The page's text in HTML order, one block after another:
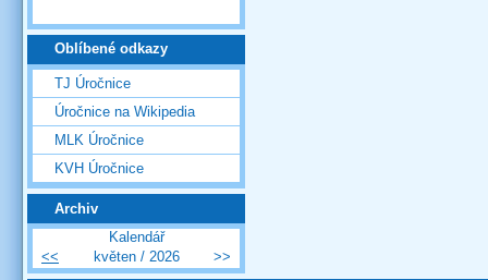
Oblíbené odkazy
TJ Úročnice
Úročnice na Wikipedia
MLK Úročnice
KVH Úročnice
Archiv
Kalendář
<<
květen / 2026 >>